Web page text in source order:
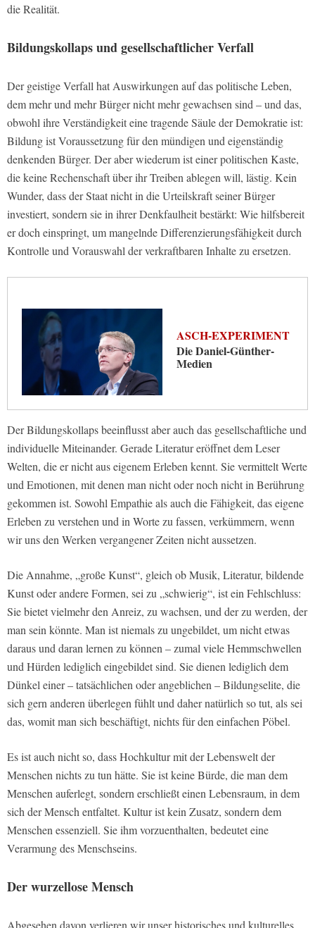
die Realität.
Bildungskollaps und gesellschaftlicher Verfall
Der geistige Verfall hat Auswirkungen auf das politische Leben,
dem mehr und mehr Bürger nicht mehr gewachsen sind – und das,
obwohl ihre Verständigkeit eine tragende Säule der Demokratie ist:
Bildung ist Voraussetzung für den mündigen und eigenständig
denkenden Bürger. Der aber wiederum ist einer politischen Kaste,
die keine Rechenschaft über ihr Treiben ablegen will, lästig. Kein
Wunder, dass der Staat nicht in die Urteilskraft seiner Bürger
investiert, sondern sie in ihrer Denkfaulheit bestärkt: Wie hilfsbereit
er doch einspringt, um mangelnde Differenzierungsfähigkeit durch
Kontrolle und Vorauswahl der verkraftbaren Inhalte zu ersetzen.
ASCH-EXPERIMENT
Die Daniel-Günther-
Medien
Der Bildungskollaps beeinflusst aber auch das gesellschaftliche und
individuelle Miteinander. Gerade Literatur eröffnet dem Leser
Welten, die er nicht aus eigenem Erleben kennt. Sie vermittelt Werte
und Emotionen, mit denen man nicht oder noch nicht in Berührung
gekommen ist. Sowohl Empathie als auch die Fähigkeit, das eigene
Erleben zu verstehen und in Worte zu fassen, verkümmern, wenn
wir uns den Werken vergangener Zeiten nicht aussetzen.
Die Annahme, „große Kunst“, gleich ob Musik, Literatur, bildende
Kunst oder andere Formen, sei zu „schwierig“, ist ein Fehlschluss:
Sie bietet vielmehr den Anreiz, zu wachsen, und der zu werden, der
man sein könnte. Man ist niemals zu ungebildet, um nicht etwas
daraus und daran lernen zu können – zumal viele Hemmschwellen
und Hürden lediglich eingebildet sind. Sie dienen lediglich dem
Dünkel einer – tatsächlichen oder angeblichen – Bildungselite, die
sich gern anderen überlegen fühlt und daher natürlich so tut, als sei
das, womit man sich beschäftigt, nichts für den einfachen Pöbel.
Es ist auch nicht so, dass Hochkultur mit der Lebenswelt der
Menschen nichts zu tun hätte. Sie ist keine Bürde, die man dem
Menschen auferlegt, sondern erschließt einen Lebensraum, in dem
sich der Mensch entfaltet. Kultur ist kein Zusatz, sondern dem
Menschen essenziell. Sie ihm vorzuenthalten, bedeutet eine
Verarmung des Menschseins.
Der wurzellose Mensch